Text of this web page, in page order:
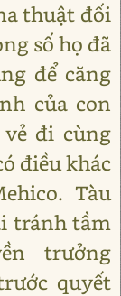
thuật đối
số họ đã
để căng
của con
đi cùng
điều khác
Tàu
tránh tầm
trưởng
quyết